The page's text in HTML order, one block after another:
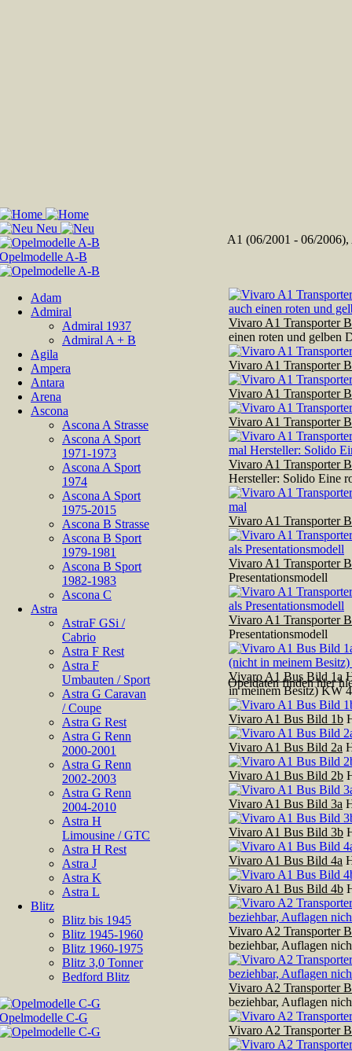
Adam
Admiral
Admiral 1937
Admiral A + B
Agila
Ampera
Antara
Arena
Ascona
Ascona A Strasse
Ascona A Sport
1971-1973
Ascona A Sport
1974
Ascona A Sport
1975-2015
Ascona B Strasse
Ascona B Sport
1979-1981
Ascona B Sport
1982-1983
Ascona C
Astra
AstraF GSi /
Cabrio
Astra F Rest
Astra F
Umbauten / Sport
Astra G Caravan
/ Coupe
Astra G Rest
Astra G Renn
2000-2001
Astra G Renn
2002-2003
Astra G Renn
2004-2010
Astra H
Limousine / GTC
Astra H Rest
Astra J
Astra K
Astra L
Blitz
Blitz bis 1945
Blitz 1945-1960
Blitz 1960-1975
Blitz 3,0 Tonner
Bedford Blitz
Opeldaten finden hier
Vivaro A1 Transporter
einen roten und gelben
Vivaro A1 Transporter
Vivaro A1 Transporter
Vivaro A1 Transporter
Vivaro A1 Transporter
Hersteller: Solido Eine
Vivaro A1 Transporter
Vivaro A1 Transporter
Presentationsmodell
Vivaro A1 Transporter
Presentationsmodell
Vivaro A1 Bus Bild 1a
in meinem Besitz) KW
Vivaro A1 Bus Bild 1b
Vivaro A1 Bus Bild 2a
Vivaro A1 Bus Bild 2b
Vivaro A1 Bus Bild 3a
Vivaro A1 Bus Bild 3b
Vivaro A1 Bus Bild 4a
Vivaro A1 Bus Bild 4b
Vivaro A2 Transporter
beziehbar, Auflagen
Vivaro A2 Transporter
beziehbar, Auflagen
Vivaro A2 Transporter
A1 (06/2001 - 06/